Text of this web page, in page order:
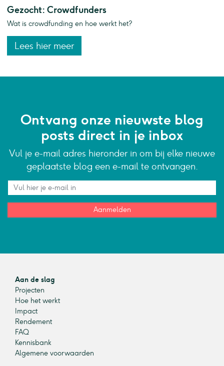
Gezocht: Crowdfunders
Wat is crowdfunding en hoe werkt het?
Lees hier meer
Ontvang onze nieuwste blog
posts direct in je inbox
Vul je e-mail adres hieronder in om bij elke nieuwe
geplaatste blog een e-mail te ontvangen.
Aanmelden
Aan de slag
Projecten
Hoe het werkt
Impact
Rendement
FAQ
Kennisbank
Algemene voorwaarden